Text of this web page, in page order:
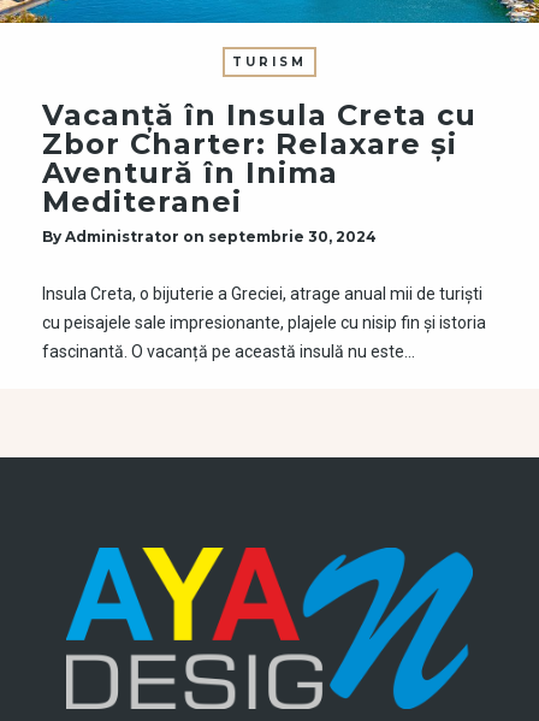
TURISM
Vacanță în Insula Creta cu
Zbor Charter: Relaxare și
Aventură în Inima
Mediteranei
By Administrator on septembrie 30, 2024
Insula Creta, o bijuterie a Greciei, atrage anual mii de turiști
cu peisajele sale impresionante, plajele cu nisip fin și istoria
fascinantă. O vacanță pe această insulă nu este…